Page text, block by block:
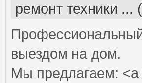
ремонт техники ...
выездом на дом.
Мы предлагаем: <a